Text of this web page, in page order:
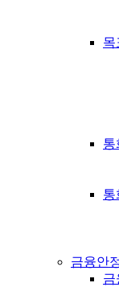
목
통
통
금융안
금